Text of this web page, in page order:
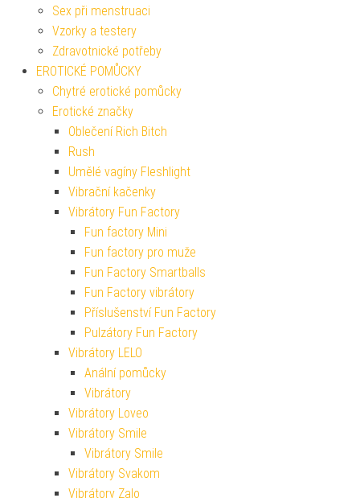
Sex při menstruaci
Vzorky a testery
Zdravotnické potřeby
EROTICKÉ POMŮCKY
Chytré erotické pomůcky
Erotické značky
Oblečení Rich Bitch
Rush
Umělé vagíny Fleshlight
Vibrační kačenky
Vibrátory Fun Factory
Fun factory Mini
Fun factory pro muže
Fun Factory Smartballs
Fun Factory vibrátory
Příslušenství Fun Factory
Pulzátory Fun Factory
Vibrátory LELO
Anální pomůcky
Vibrátory
Vibrátory Loveo
Vibrátory Smile
Vibrátory Smile
Vibrátory Svakom
Vibrátory Zalo